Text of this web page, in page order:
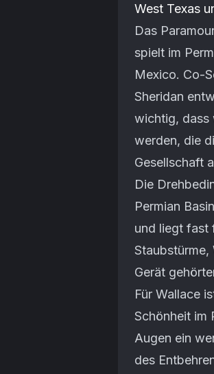
West Texas
Das
spielt im
Mexico. Co-
Sheridan
wichtig, dass
werden, die
Gesellschaft
Die
Permian
und liegt fast
Staubstürme,
Gerät
Für Wallace
Schönheit im
Augen ein
des